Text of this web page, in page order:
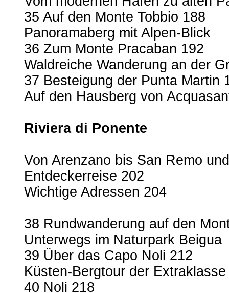
35 Auf den Monte Tobbio 188
Panoramaberg mit Alpen-Blick
36 Zum Monte Pracaban 192
Waldreiche Wanderung an der
37 Besteigung der Punta Martin
Auf den Hausberg von
Riviera di Ponente
Von Arenzano bis San Remo
Entdeckerreise 202
Wichtige Adressen 204
38 Rundwanderung auf den
Unterwegs im Naturpark Beigua
39 Über das Capo Noli 212
Küsten-Bergtour der Extraklasse
40 Noli 218